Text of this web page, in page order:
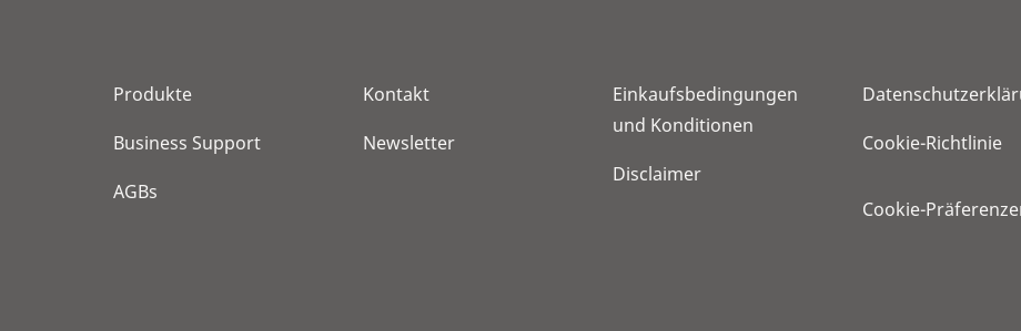
Produkte
Business Support
AGBs
Kontakt
Newsletter
Einkaufsbedingungen
und Konditionen
Disclaimer
Cookie-Richtlinie
Cookie-